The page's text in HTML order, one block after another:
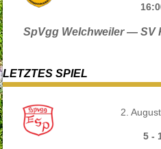
SpVgg Welchweiler — SV
LETZTES SPIEL
2.
5 -